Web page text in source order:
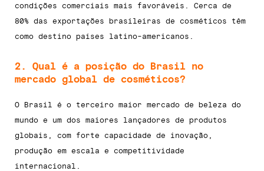
condições comerciais mais favoráveis. Cerca de
80% das exportações brasileiras de cosméticos têm
como destino países latino-americanos.
2. Qual é a posição do Brasil no
mercado global de cosméticos?
O Brasil é o terceiro maior mercado de beleza do
mundo e um dos maiores lançadores de produtos
globais, com forte capacidade de inovação,
produção em escala e competitividade
internacional.